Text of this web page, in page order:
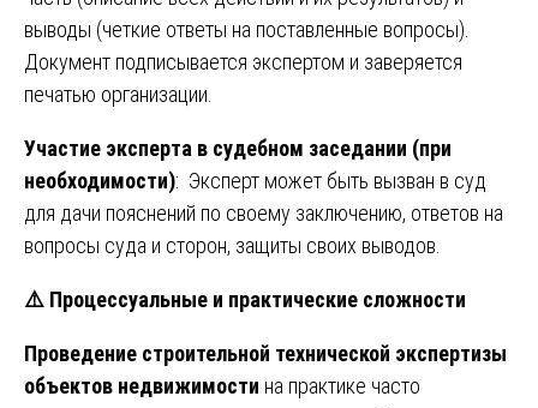
выводы (четкие ответы на поставленные вопросы).
Документ подписывается экспертом и заверяется
печатью организации.
Участие эксперта в судебном заседании (при
необходимости): Эксперт может быть вызван в суд
для дачи пояснений по своему заключению, ответов на
вопросы суда и сторон, защиты своих выводов.
⚠ Процессуальные и практические сложности
Проведение строительной технической экспертизы
объектов недвижимости на практике часто